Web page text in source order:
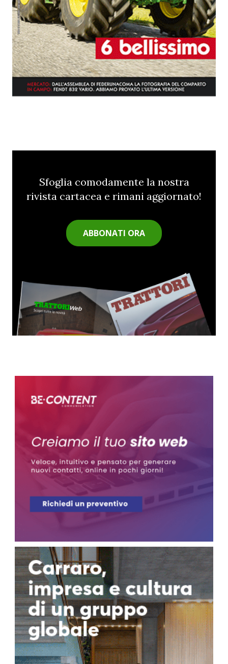
Sfoglia comodamente la nostra
rivista cartacea e rimani aggiornato!
ABBONATI ORA